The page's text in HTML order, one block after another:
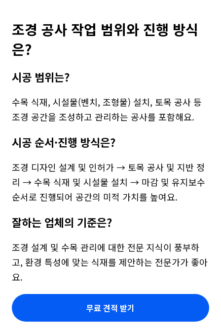
조경 공사 작업 범위와 진행 방식
은?
시공 범위는?
수목 식재, 시설물(벤치, 조형물) 설치, 토목 공사 등
조경 공간을 조성하고 관리하는 공사를 포함해요.
시공 순서·진행 방식은?
조경 디자인 설계 및 인허가 → 토목 공사 및 지반 정
리 → 수목 식재 및 시설물 설치 → 마감 및 유지보수
순서로 진행되어 공간의 미적 가치를 높여요.
잘하는 업체의 기준은?
조경 설계 및 수목 관리에 대한 전문 지식이 풍부하
고, 환경 특성에 맞는 식재를 제안하는 전문가가 좋아
요.
무료 견적 받기